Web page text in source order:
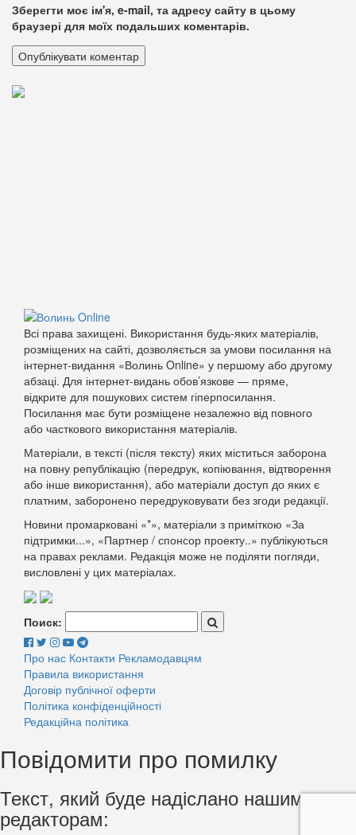
Зберегти моє ім'я, e-mail, та адресу сайту в цьому
браузері для моїх подальших коментарів.
Всі права захищені. Використання будь-яких матеріалів,
розміщених на сайті, дозволяється за умови посилання на
інтернет-видання «Волинь Online» у першому або другому
абзаці. Для інтернет-видань обов’язкове — пряме,
відкрите для пошукових систем гіперпосилання.
Посилання має бути розміщене незалежно від повного
або часткового використання матеріалів.
Матеріали, в тексті (після тексту) яких міститься заборона
на повну републікацію (передрук, копіювання, відтворення
або інше використання), або матеріали доступ до яких є
платним, заборонено передруковувати без згоди редакції.
Новини промарковані «*», матеріали з приміткою «За
підтримки...», «Партнер / спонсор проекту..» публікуються
на правах реклами. Редакція може не поділяти погляди,
висловлені у цих матеріалах.
Поиск:
Про нас Контакти Рекламодавцям
Правила використання
Договір публічної оферти
Політика конфіденційності
Редакційна політика
Повідомити про помилку
Текст, який буде надіслано нашим
редакторам: